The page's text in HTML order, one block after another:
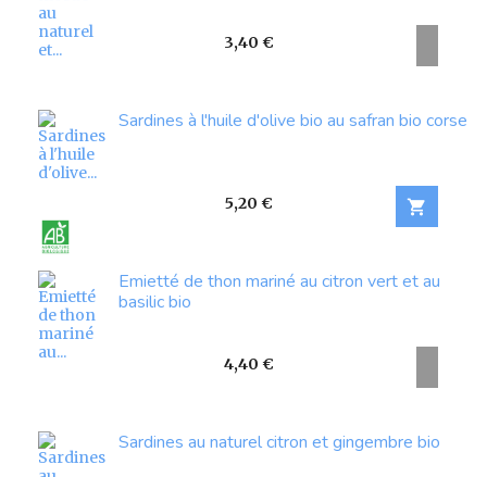
Prix
3,40 €
Sardines à l'huile d'olive bio au safran bio corse
Prix
5,20 € 
Emietté de thon mariné au citron vert et au
basilic bio
Prix
4,40 €
Sardines au naturel citron et gingembre bio